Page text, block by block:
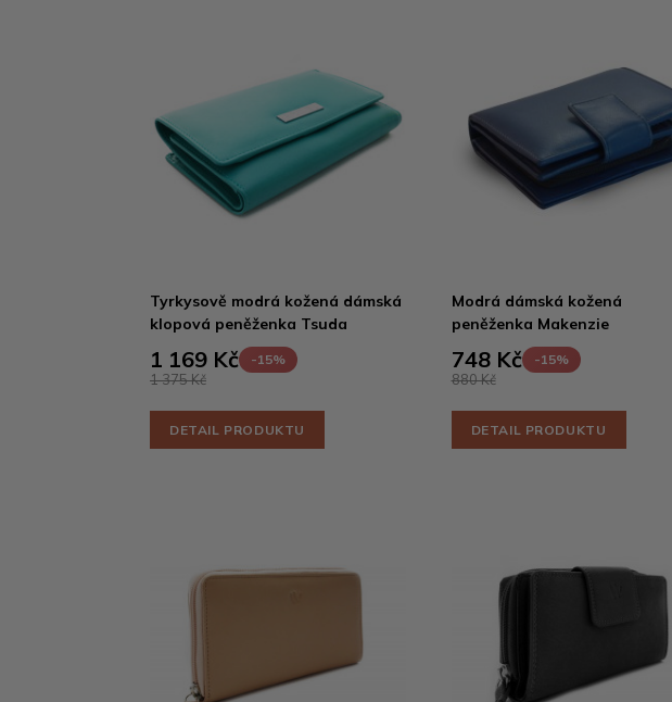
Tyrkysově modrá kožená dámská
klopová peněženka Tsuda
1 169 Kč -15%
1 375 Kč
DETAIL PRODUKTU
Modrá dámská kožená
peněženka Makenzie
748 Kč -15%
880 Kč
DETAIL PRODUKTU